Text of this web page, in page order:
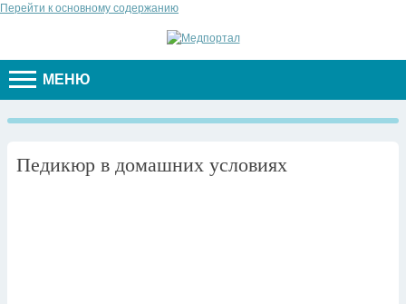
Перейти к основному содержанию
МЕНЮ
Педикюр в домашних условиях